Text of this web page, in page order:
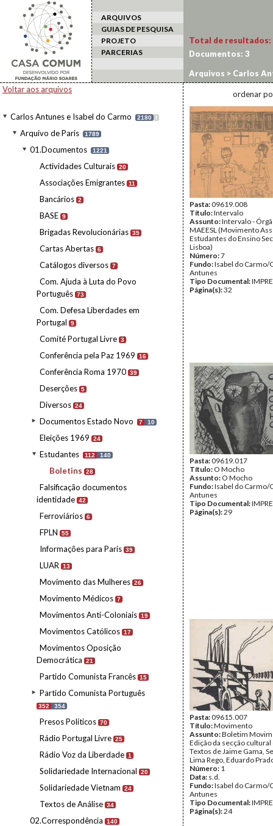
ARQUIVOS
GUIAS DE PESQUISA
PROJETO
PARCERIAS
Voltar aos arquivos
Carlos Antunes e Isabel do Carmo 2180 I
Arquivo de Paris 1789
01.Documentos 1221
Actividades Culturais 20
Associações Emigrantes 11
Bancários 2
BASE 9
Brigadas Revolucionárias 35
Cartas Abertas 6
Catálogos diversos 7
Com. Ajuda à Luta do Povo
Português 73
Com. Defesa Liberdades em
Portugal
9
Comité Portugal Livre 3
Conferência pela Paz 1969 16
Conferência Roma 1970 39
Deserções 5
Diversos 24
Documentos Estado Novo 7 10
Eleições 1969 24
Estudantes 112 140
Boletins 28
Falsificação documentos
identidade 42
Ferroviários 6
FPLN 55
Informações para Paris 39
LUAR 13
Movimento das Mulheres 26
Movimento Médicos 7
Movimentos Anti-Coloniais 19
Movimentos Católicos 17
Movimentos Oposição
Democrática
21
Partido Comunista Francês 15
Partido Comunista Português
352 354
Presos Políticos 70
Rádio Portugal Livre 25
Rádio Voz da Liberdade 1
Solidariedade Internacional 20
Solidariedade Vietnam 24
Textos de Análise 34
02.Correspondência 140
Total de resultados:
Documentos: 3
Arquivos > Carlos
ordenar
Pasta:09619.008
Título:Intervalo
Assunto:Intervalo -
MAEESL (Movimento
Estudantes do Ensino
Lisboa)
Número:7
Fundo:Isabel do Carmo/
Antunes
Tipo Documental:
Página(s):32
Pasta:09619.017
Título: O Mocho
Assunto: O Mocho
Fundo:Isabel do Carmo/
Antunes
Tipo Documental:
Página(s):29
Pasta:09615.007
Título:Movimento
Assunto:Boletim
Edição da secção cultural
Textos de Jaime Gama,
Lima Rego, Eduardo
Número: 1
Data: s.d.
Fundo:Isabel do Carmo/
Antunes
Tipo Documental:
Página(s):24